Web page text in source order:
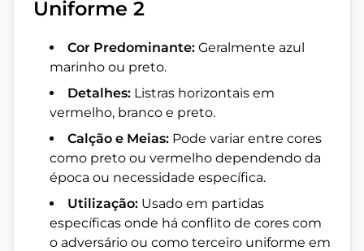
Uniforme 2
Cor Predominante: Geralmente azul
marinho ou preto.
Detalhes: Listras horizontais em
vermelho, branco e preto.
Calção e Meias: Pode variar entre cores
como preto ou vermelho dependendo da
época ou necessidade específica.
Utilização: Usado em partidas
específicas onde há conflito de cores com
o adversário ou como terceiro uniforme em